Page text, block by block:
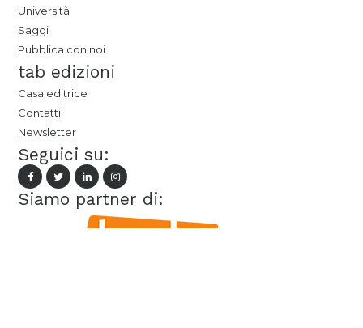
Università
Saggi
Pubblica con noi
tab edizioni
Casa editrice
Contatti
Newsletter
Seguici su:
Siamo partner di: